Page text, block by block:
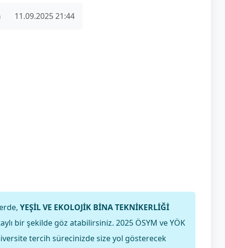
11.09.2025 21:44
YEŞİL VE EKOLOJİK BİNA TEKNİKERLİĞİ
bir şekilde göz atabilirsiniz. 2025 ÖSYM ve YÖK
tercih sürecinizde size yol gösterecek